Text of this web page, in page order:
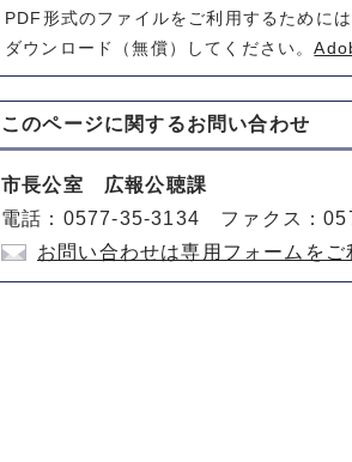
PDF形式のファイルをご利用するために
ダウンロード（無償）してください。
このページに関するお問い合わせ
市長公室 広報公聴課
電話：0577-35-3134 ファクス：
お問い合わせは専用フォームをご